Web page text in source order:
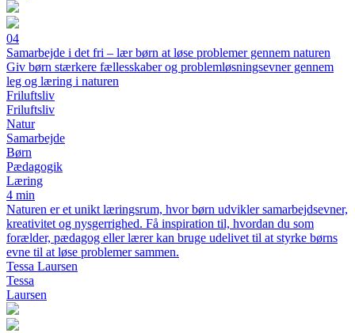
04
Samarbejde i det fri – lær børn at løse problemer gennem naturen
Giv børn stærkere fællesskaber og problemløsningsevner gennem
leg og læring i naturen
Friluftsliv
Friluftsliv
Natur
Samarbejde
Børn
Pædagogik
Læring
4 min
Naturen er et unikt læringsrum, hvor børn udvikler samarbejdsevner,
kreativitet og nysgerrighed. Få inspiration til, hvordan du som
forælder, pædagog eller lærer kan bruge udelivet til at styrke børns
evne til at løse problemer sammen.
Tessa Laursen
Tessa
Laursen